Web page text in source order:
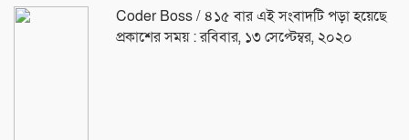
Coder Boss/ ৪১৫ বার এই সংবাদটি পড়া হয়েছে
প্রকাশের সময় : রবিবার, ১৩ সেপ্টেম্বর, ২০২০